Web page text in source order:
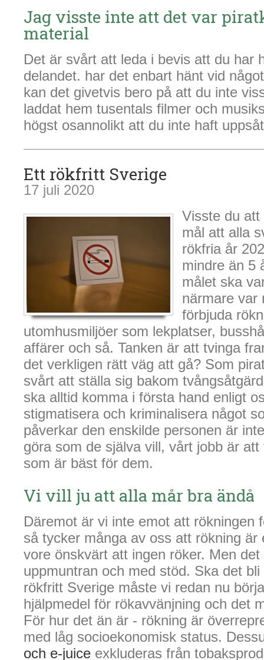
Jag visste inte att det var
material
Det är svårt att leda i bevis att du har
delandet. har det enbart hänt vid
kan det givetvis bero på att du inte
laddat hem tusentals filmer och
högst osannolikt att du inte haft
Ett rökfritt Sverige
17 juli 2020
Visste du
mål att alla
rökfria år
mindre än 5
målet ska
närmare var
förbjuda
utomhusmiljöer som lekplatser,
affärer och så. Tanken är att tvinga
det verkligen rätt väg att gå? Som
svårt att ställa sig bakom
ska alltid komma i första hand enligt
stigmatisera och kriminalisera något
påverkar den enskilde personen är
göra som de själva vill, vårt jobb är
som är bäst för dem.
Vi vill ju att alla mår bra ändå
Däremot är vi inte emot att rökningen
så tycker många av oss att rökning är
vore önskvärt att ingen röker. Men
uppmuntran och med stöd. Ska det
rökfritt Sverige måste vi redan nu
hjälpmedel för rökavvänjning och det
För hur det än är - rökning är
med låg socioekonomisk status.
och e-juice exkluderas från